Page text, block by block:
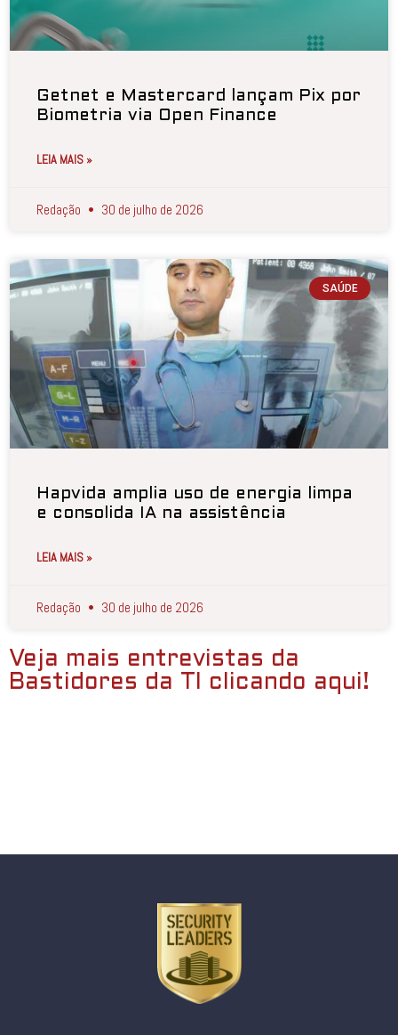
Getnet e Mastercard lançam Pix por
Biometria via Open Finance
LEIA MAIS »
Redação 30 de julho de 2026
SAÚDE
Hapvida amplia uso de energia limpa
e consolida IA na assistência
LEIA MAIS »
Redação 30 de julho de 2026
Veja mais entrevistas da
Bastidores da TI clicando aqui!